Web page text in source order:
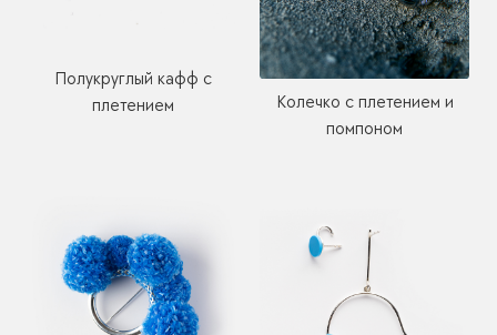
Полукруглый кафф с
плетением
Колечко с плетением и
помпоном